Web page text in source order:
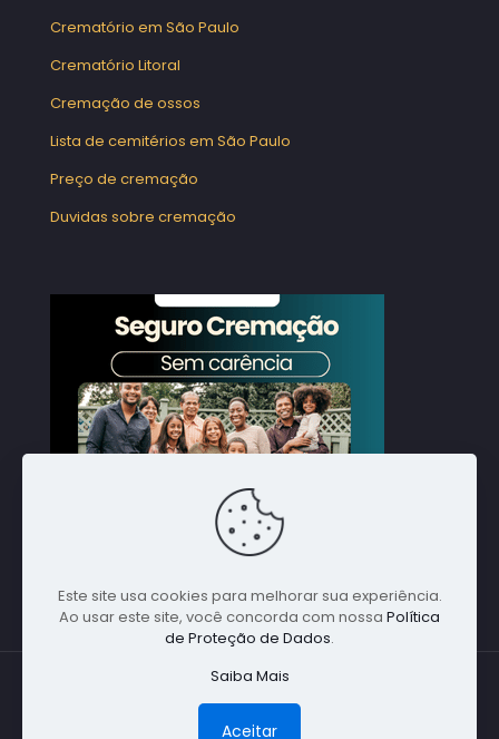
Crematório em São Paulo
Crematório Litoral
Cremação de ossos
Lista de cemitérios em São Paulo
Preço de cremação
Duvidas sobre cremação
Este site usa cookies para melhorar sua experiência.
Ao usar este site, você concorda com nossa Política
de Proteção de Dados.
Saiba Mais
Aceitar